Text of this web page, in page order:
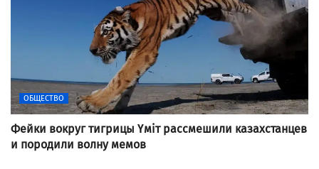
ОБЩЕСТВО
Фейки вокруг тигрицы Үміт рассмешили казахстанцев
и породили волну мемов